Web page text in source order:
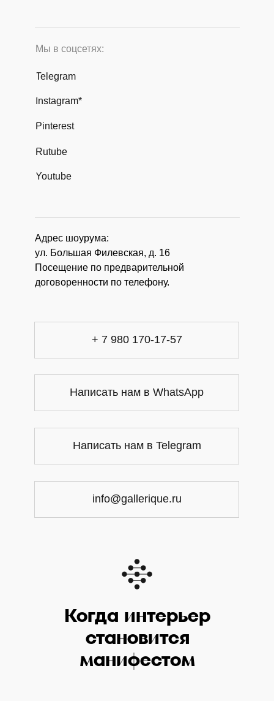
Адрес шоурума:
ул. Большая Филевская, д. 16
Посещение по предварительной
договоренности по телефону.
Мы в соцсетях:
Instagram*
Telegram
Когда интерьер
становится
манифестом
+ 7 980 170-17-57
Написать нам в WhatsApp
info@gallerique.ru
Написать нам в Telegram
Pinterest
Rutube
Youtube